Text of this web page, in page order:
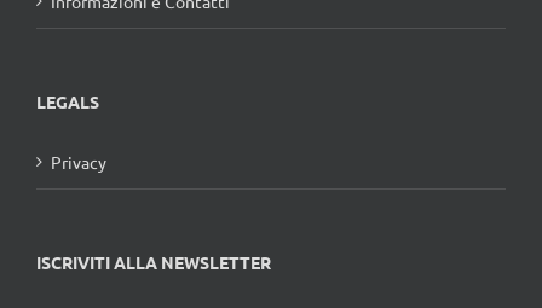
LEGALS
Privacy
ISCRIVITI ALLA NEWSLETTER